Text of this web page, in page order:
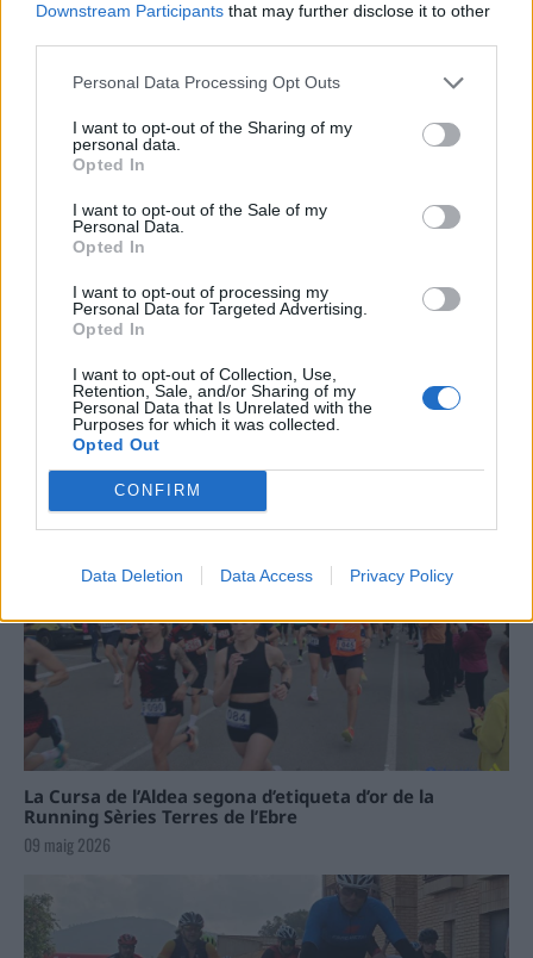
Downstream Participants that may further disclose it to other
Personal Data Processing Opt Outs
I want to opt-out of the Sharing of my
personal data.
Opted In
I want to opt-out of the Sale of my
Personal Data.
Opted In
I want to opt-out of processing my
Personal Data for Targeted Advertising.
Opted In
I want to opt-out of Collection, Use,
Retention, Sale, and/or Sharing of my
Personal Data that Is Unrelated with the
Purposes for which it was collected.
Opted Out
CONFIRM
Data Deletion Data Access Privacy Policy
de 200 actes i l’expectació per l’eclipsi
31 de juliol de 2026
Carrega més
La Cursa de l’Aldea segona d’etiqueta d’or de la
Running Sèries Terres de l’Ebre
09 maig 2026